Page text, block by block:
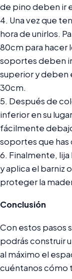
de pino deben ir
4. Una vez que
hora de unirlos.
80cm para hacer
soportes deben ir
superior y deben
30cm.
5. Después de
inferior en su
fácilmente
soportes que has
6. Finalmente, lija
y aplica el barniz
proteger la
Conclusión
Con estos pasos
podrás construir
al máximo el
cuéntanos cómo